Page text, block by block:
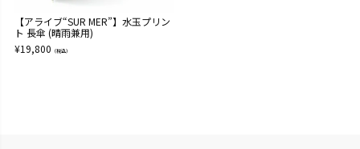
【アライブ“SUR MER”】水玉プリン
ト 長傘 (晴雨兼用)
¥19,800 （税込）